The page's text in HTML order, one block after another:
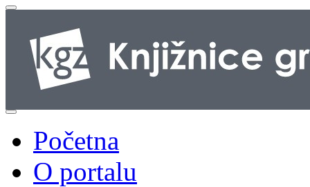
Početna
O portalu